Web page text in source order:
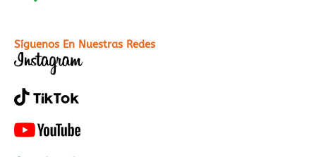
Síguenos En Nuestras Redes